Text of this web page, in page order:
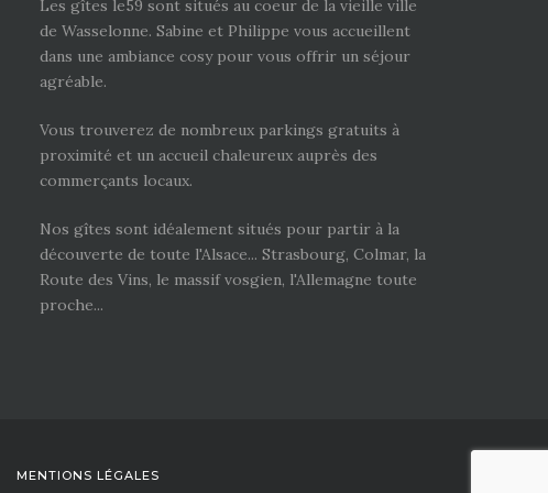
Les gîtes le59 sont situés au coeur de la vieille ville
de Wasselonne. Sabine et Philippe vous accueillent
dans une ambiance cosy pour vous offrir un séjour
agréable.
Vous trouverez de nombreux parkings gratuits à
proximité et un accueil chaleureux auprès des
commerçants locaux.
Nos gîtes sont idéalement situés pour partir à la
découverte de toute l'Alsace... Strasbourg, Colmar, la
Route des Vins, le massif vosgien, l'Allemagne toute
proche...
MENTIONS LÉGALES